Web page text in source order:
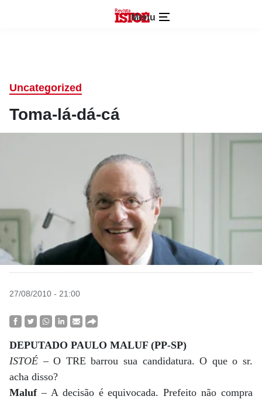
Menu
Uncategorized
Toma-lá-dá-cá
27/08/2010 - 21:00
DEPUTADO PAULO MALUF (PP-SP)
ISTOÉ– O TRE barrou sua candidatura. O que o sr.
acha disso?
Maluf– A decisão é equivocada. Prefeito não compra